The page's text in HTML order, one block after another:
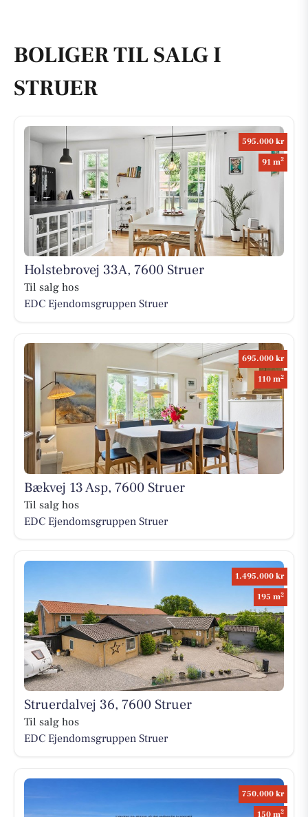
BOLIGER TIL SALG I
STRUER
595.000 kr
91 m2
Holstebrovej 33A, 7600 Struer
Til salg hos
EDC Ejen­doms­grup­pen Struer
695.000 kr
110 m2
Bækvej 13 Asp, 7600 Struer
Til salg hos
EDC Ejen­doms­grup­pen Struer
1.495.000 kr
195 m2
Struerdalvej 36, 7600 Struer
Til salg hos
EDC Ejen­doms­grup­pen Struer
750.000 kr
150 m2